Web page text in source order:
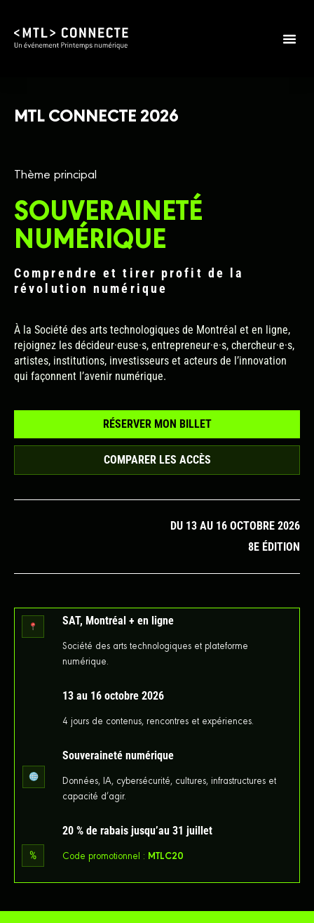
MTL CONNECTE 2026
Thème principal
SOUVERAINETÉ
NUMÉRIQUE
Comprendre et tirer profit de la
révolution numérique
À la Société des arts technologiques de Montréal et en ligne,
rejoignez les décideur·euse·s, entrepreneur·e·s, chercheur·e·s,
artistes, institutions, investisseurs et acteurs de l’innovation
qui façonnent l’avenir numérique.
RÉSERVER MON BILLET
COMPARER LES ACCÈS
DU 13 AU 16 OCTOBRE 2026
8E ÉDITION
SAT, Montréal + en ligne
Société des arts technologiques et plateforme
numérique.
13 au 16 octobre 2026
4 jours de contenus, rencontres et expériences.
Souveraineté numérique
Données, IA, cybersécurité, cultures, infrastructures et
capacité d’agir.
20 % de rabais jusqu’au 31 juillet
Code promotionnel : MTLC20